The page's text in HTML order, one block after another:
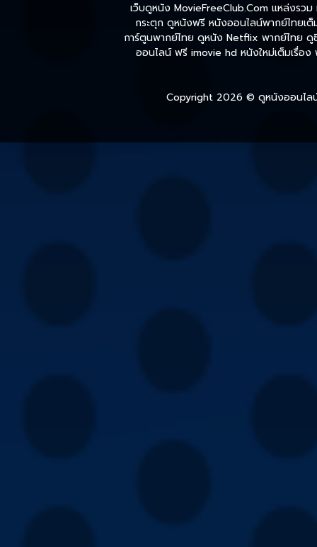
เว็บดูหนัง MovieFreeClub.Com แหล่งรว
กระตุก ดูหนังฟรี หนังออนไลน์พากย์ไทยเ
การ์ตูนพากย์ไทย ดูหนัง Netflix พากย์ไทย
ออนไลน์ ฟรี imovie hd หนังใหม่เต็มเรื่อ
Copyright 2026 © ดูหนังออนไล